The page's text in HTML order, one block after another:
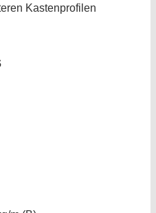
Kastenprofilen